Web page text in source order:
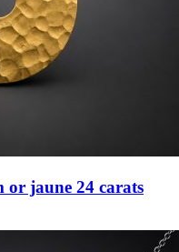
or jaune 24 carats